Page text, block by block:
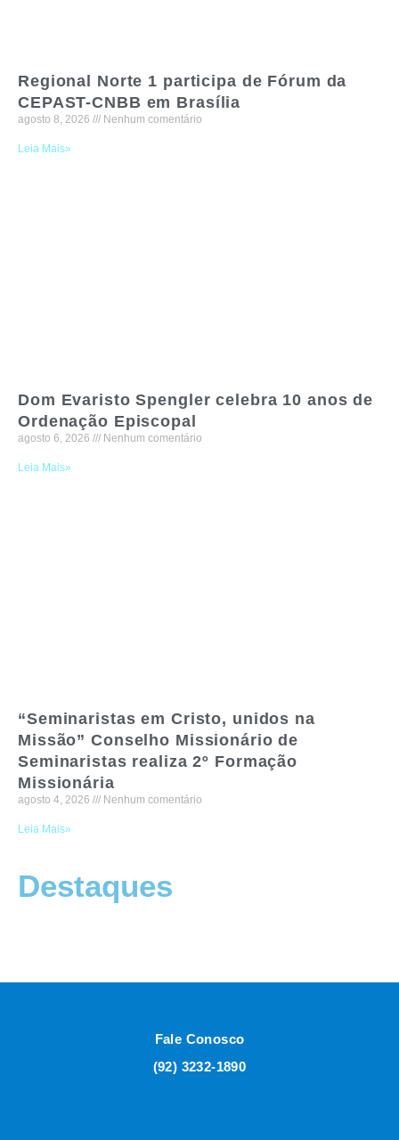
Regional Norte 1 participa de Fórum da
CEPAST-CNBB em Brasília
agosto 8, 2026 Nenhum comentário
Leia Mais»
Dom Evaristo Spengler celebra 10 anos de
Ordenação Episcopal
agosto 6, 2026 Nenhum comentário
Leia Mais»
“Seminaristas em Cristo, unidos na
Missão” Conselho Missionário de
Seminaristas realiza 2º Formação
Missionária
agosto 4, 2026 Nenhum comentário
Leia Mais»
Destaques
Fale Conosco
(92) 3232-1890